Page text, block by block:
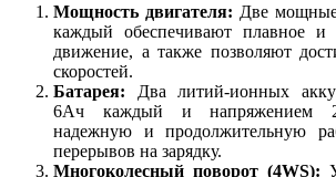
Мощность двигателя: Две
каждый обеспечивают плавное и
движение, а также позволяют
скоростей.
Батарея: Два литий-ионных
6Ач каждый и напряжением
надежную и продолжительную
перерывов на зарядку.
Многоколесный поворот (4WS):